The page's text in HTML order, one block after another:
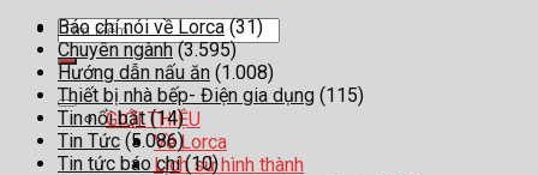
Tìm
kiếm:
GIỚI THIỆU
Về Lorca
Lịch sử hình thành
Báo chí nói về Lorca (31)
Chuyên ngành(3.595)
Hướng dẫn nấu ăn (1.008)
Thiết bị nhà bếp- Điện gia dụng (115)
Tin nổi bật(14)
Tin Tức (5.086)
Tin tức báo chí(10)